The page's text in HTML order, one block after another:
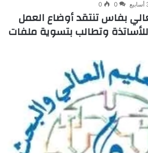
0
0
بفاس تنتقد أوضاع العمل
للأساتذة وتطالب بتسوية ملفات